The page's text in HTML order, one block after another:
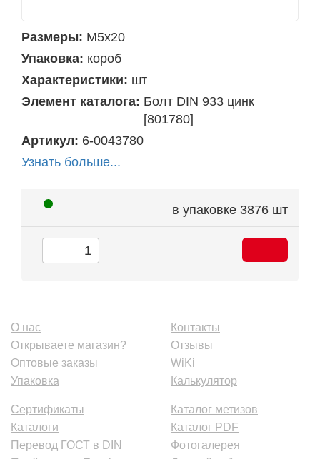
Размеры: М5х20
Упаковка: короб
Характеристики: шт
Элемент каталога: Болт DIN 933 цинк
[801780]
Артикул: 6-0043780
Узнать больше...
в упаковке 3876 шт
О нас
Открываете магазин?
Оптовые заказы
Упаковка
Контакты
Отзывы
WiKi
Калькулятор
Сертификаты
Каталоги
Перевод ГОСТ в DIN
Каталог метизов
Каталог PDF
Фотогалерея